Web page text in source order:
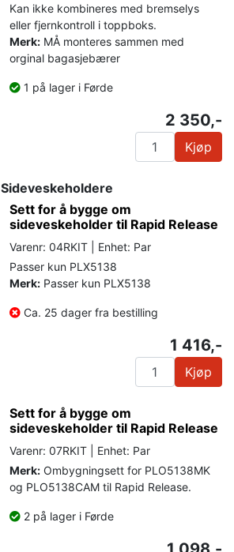
Kan ikke kombineres med bremselys
eller fjernkontroll i toppboks.
Merk: MÅ monteres sammen med
orginal bagasjebærer
1 på lager i Førde
2 350,-
Kjøp
Sideveskeholdere
Sett for å bygge om
sideveskeholder til Rapid Release
Varenr: 04RKIT | Enhet: Par
Passer kun PLX5138
Merk: Passer kun PLX5138
Ca. 25 dager fra bestilling
1 416,-
Kjøp
Sett for å bygge om
sideveskeholder til Rapid Release
Varenr: 07RKIT | Enhet: Par
Merk: Ombygningsett for PLO5138MK
og PLO5138CAM til Rapid Release.
2 på lager i Førde